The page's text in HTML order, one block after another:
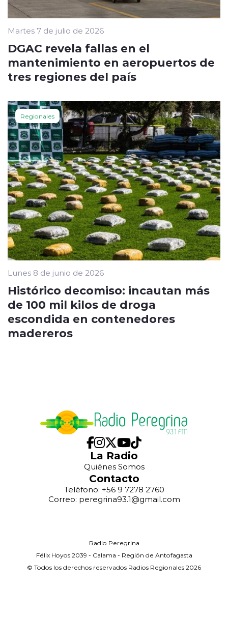
Martes 7 de julio de 2026
DGAC revela fallas en el
mantenimiento en aeropuertos de
tres regiones del país
Regionales
Lunes 8 de junio de 2026
Histórico decomiso: incautan más
de 100 mil kilos de droga
escondida en contenedores
madereros
La Radio
Quiénes Somos
Contacto
Teléfono: +56 9 7278 2760
Correo: peregrina93.1@gmail.com
Radio Peregrina
Félix Hoyos 2039 - Calama - Región de Antofagasta
© Todos los derechos reservados Radios Regionales 2026